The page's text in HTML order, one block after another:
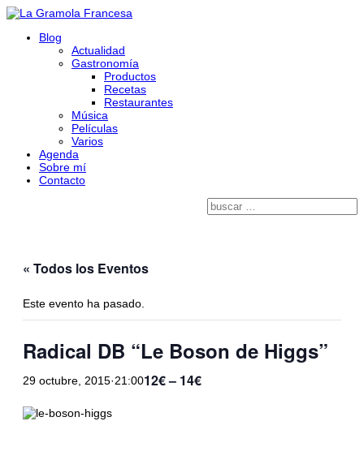
Blog
Actualidad
Gastronomía
Productos
Recetas
Restaurantes
Música
Películas
Varios
Agenda
Sobre mí
Contacto
« Todos los Eventos
Este evento ha pasado.
Radical DB “Le Boson de Higgs”
29 octubre, 2015·21:0012€ – 14€